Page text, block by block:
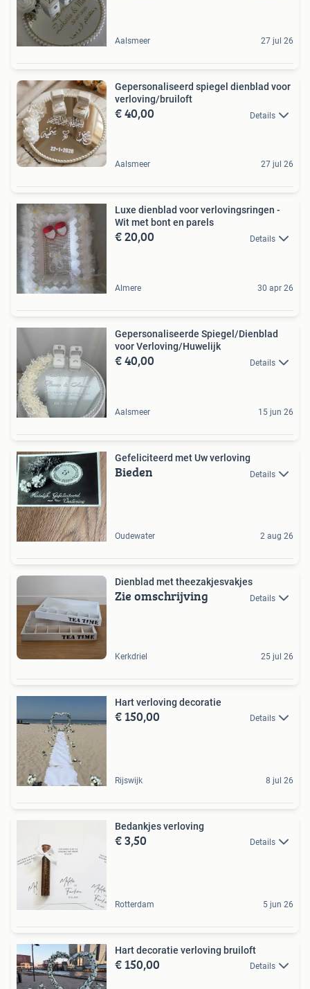
Aalsmeer 27 jul 26
Gepersonaliseerd spiegel dienblad voor
verloving/bruiloft
€ 40,00 Details
Aalsmeer 27 jul 26
Luxe dienblad voor verlovingsringen -
Wit met bont en parels
€ 20,00 Details
Almere 30 apr 26
Gepersonaliseerde Spiegel/Dienblad
voor Verloving/Huwelijk
€ 40,00 Details
Aalsmeer 15 jun 26
Gefeliciteerd met Uw verloving
Bieden Details
Oudewater 2 aug 26
Dienblad met theezakjesvakjes
Zie omschrijving Details
Kerkdriel 25 jul 26
Hart verloving decoratie
€ 150,00 Details
Rijswijk 8 jul 26
Bedankjes verloving
€ 3,50 Details
Rotterdam 5 jun 26
Hart decoratie verloving bruiloft
€ 150,00 Details